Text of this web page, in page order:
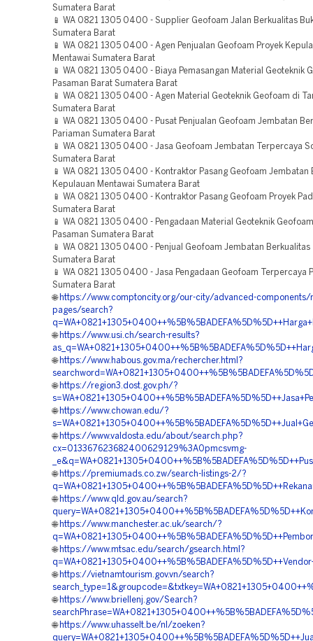
Sumatera Barat
📱 WA 0821 1305 0400 - Supplier Geofoam Jalan Berkualitas
Sumatera Barat
📱 WA 0821 1305 0400 - Agen Penjualan Geofoam Proyek
Mentawai Sumatera Barat
📱 WA 0821 1305 0400 - Biaya Pemasangan Material Geoteknik
Pasaman Barat Sumatera Barat
📱 WA 0821 1305 0400 - Agen Material Geoteknik Geofoam di
Sumatera Barat
📱 WA 0821 1305 0400 - Pusat Penjualan Geofoam Jembatan
Pariaman Sumatera Barat
📱 WA 0821 1305 0400 - Jasa Geofoam Jembatan Terpercaya
Sumatera Barat
📱 WA 0821 1305 0400 - Kontraktor Pasang Geofoam Jembatan
Kepulauan Mentawai Sumatera Barat
📱 WA 0821 1305 0400 - Kontraktor Pasang Geofoam Proyek
Sumatera Barat
📱 WA 0821 1305 0400 - Pengadaan Material Geoteknik
Pasaman Sumatera Barat
📱 WA 0821 1305 0400 - Penjual Geofoam Jembatan Berkualitas
Sumatera Barat
📱 WA 0821 1305 0400 - Jasa Pengadaan Geofoam Terpercaya
Sumatera Barat
🌐 https://www.comptoncity.org/our-city/advanced-components/
pages/search?
🌐 https://www.usi.ch/search-results?
🌐 https://www.habous.gov.ma/rechercher.html?
🌐 https://region3.dost.gov.ph/?
🌐 https://www.chowan.edu/?
🌐 https://www.valdosta.edu/about/search.php?
cx=013367623682400629129%3A0pmcsvmg-
🌐 https://premiumads.co.zw/search-listings-2/?
🌐 https://www.qld.gov.au/search?
🌐 https://www.manchester.ac.uk/search/?
🌐 https://www.mtsac.edu/search/gsearch.html?
🌐 https://vietnamtourism.gov.vn/search?
🌐 https://www.briellenj.gov/Search?
🌐 https://www.uhasselt.be/nl/zoeken?